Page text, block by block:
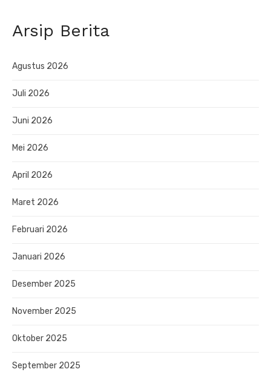
Arsip Berita
Agustus 2026
Juli 2026
Juni 2026
Mei 2026
April 2026
Maret 2026
Februari 2026
Januari 2026
Desember 2025
November 2025
Oktober 2025
September 2025